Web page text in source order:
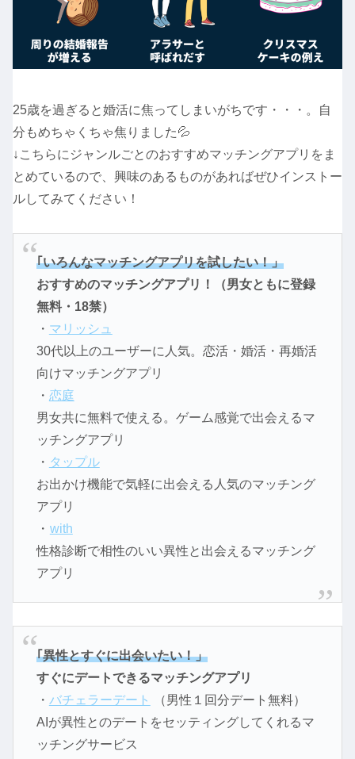
25歳を過ぎると婚活に焦ってしまいがちです・・・。自
分もめちゃくちゃ焦りました💦
↓こちらにジャンルごとのおすすめマッチングアプリをま
とめているので、興味のあるものがあればぜひインストー
ルしてみてください！
｢いろんなマッチングアプリを試したい！」
おすすめのマッチングアプリ！（男女ともに登録
無料・18禁）
・ マリッシュ
30代以上のユーザーに人気。恋活・婚活・再婚活
向けマッチングアプリ
・ 恋庭
男女共に無料で使える。ゲーム感覚で出会えるマ
ッチングアプリ
・ タップル
お出かけ機能で気軽に出会える人気のマッチング
アプリ
・ with
性格診断で相性のいい異性と出会えるマッチング
アプリ
｢異性とすぐに出会いたい！」
すぐにデートできるマッチングアプリ
・ バチェラーデート
（男性１回分デート無料）
AIが異性とのデートをセッティングしてくれるマ
ッチングサービス